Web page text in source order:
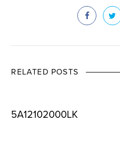
RELATED POSTS
5A12102000LK